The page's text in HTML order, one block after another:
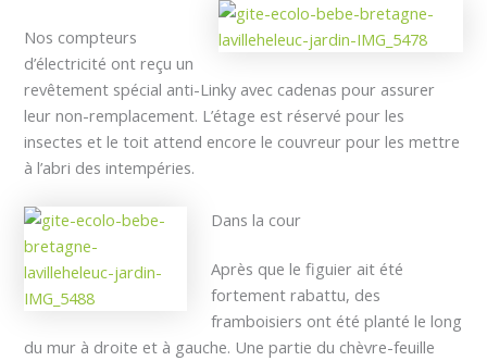
Nos compteurs
d’électricité ont reçu un
revêtement spécial anti-Linky avec cadenas pour assurer
leur non-remplacement. L’étage est réservé pour les
insectes et le toit attend encore le couvreur pour les mettre
à l’abri des intempéries.
Dans la cour
Après que le figuier ait été
fortement rabattu, des
framboisiers ont été planté le long
du mur à droite et à gauche. Une partie du chèvre-feuille